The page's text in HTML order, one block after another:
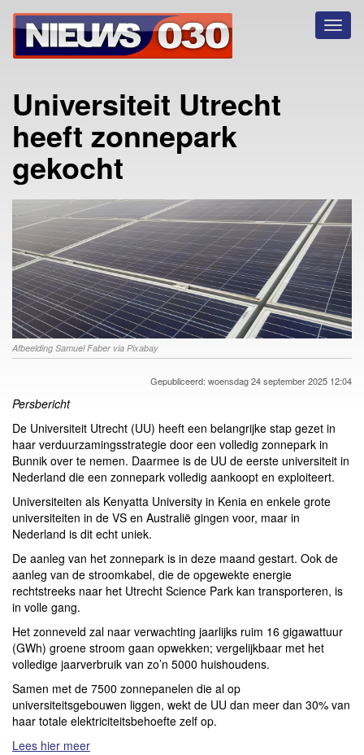
Universiteit Utrecht
heeft zonnepark
gekocht
Afbeelding Samuel Faber via Pixabay
Gepubliceerd: woensdag 24 september 2025 12:04
Persbericht
De Universiteit Utrecht (UU) heeft een belangrijke stap gezet in
haar verduurzamingsstrategie door een volledig zonnepark in
Bunnik over te nemen. Daarmee is de UU de eerste universiteit in
Nederland die een zonnepark volledig aankoopt en exploiteert.
Universiteiten als Kenyatta University in Kenia en enkele grote
universiteiten in de VS en Australië gingen voor, maar in
Nederland is dit echt uniek.
De aanleg van het zonnepark is in deze maand gestart. Ook de
aanleg van de stroomkabel, die de opgewekte energie
rechtstreeks naar het Utrecht Science Park kan transporteren, is
in volle gang.
Het zonneveld zal naar verwachting jaarlijks ruim 16 gigawattuur
(GWh) groene stroom gaan opwekken; vergelijkbaar met het
volledige jaarverbruik van zo’n 5000 huishoudens.
Samen met de 7500 zonnepanelen die al op
universiteitsgebouwen liggen, wekt de UU dan meer dan 30% van
haar totale elektriciteitsbehoefte zelf op.
Lees hier meer